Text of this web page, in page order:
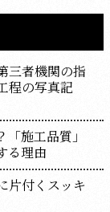
三者機関の指
程の写真記
施工品質」
る理由
片付くスッキ